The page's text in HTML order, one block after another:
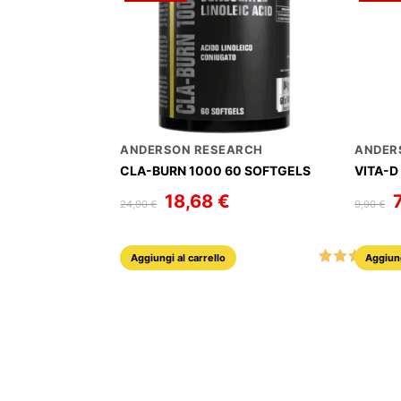
ANDERSON RESEARCH
CLA-BURN 1000 60 SOFTGELS
24,90€
Il
prezzo
24,90 €.
18,68€
18,68 €.
Aggiungi al carrello
VITA-D
9,90€
Il